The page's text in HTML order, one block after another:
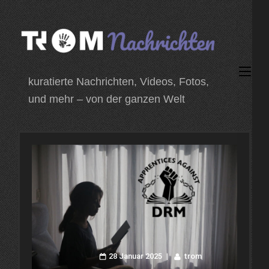
Zum
Inhalt
springen
drücken)
kuratierte Nachrichten, Videos, Fotos,
und mehr – von der ganzen Welt
28 Januar 2025 trom